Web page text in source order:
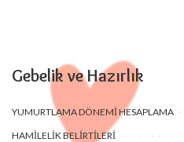
Gebelik ve Hazırlık
YUMURTLAMA DÖNEMI HESAPLAMA
HAMILELIK BELIRTILERI